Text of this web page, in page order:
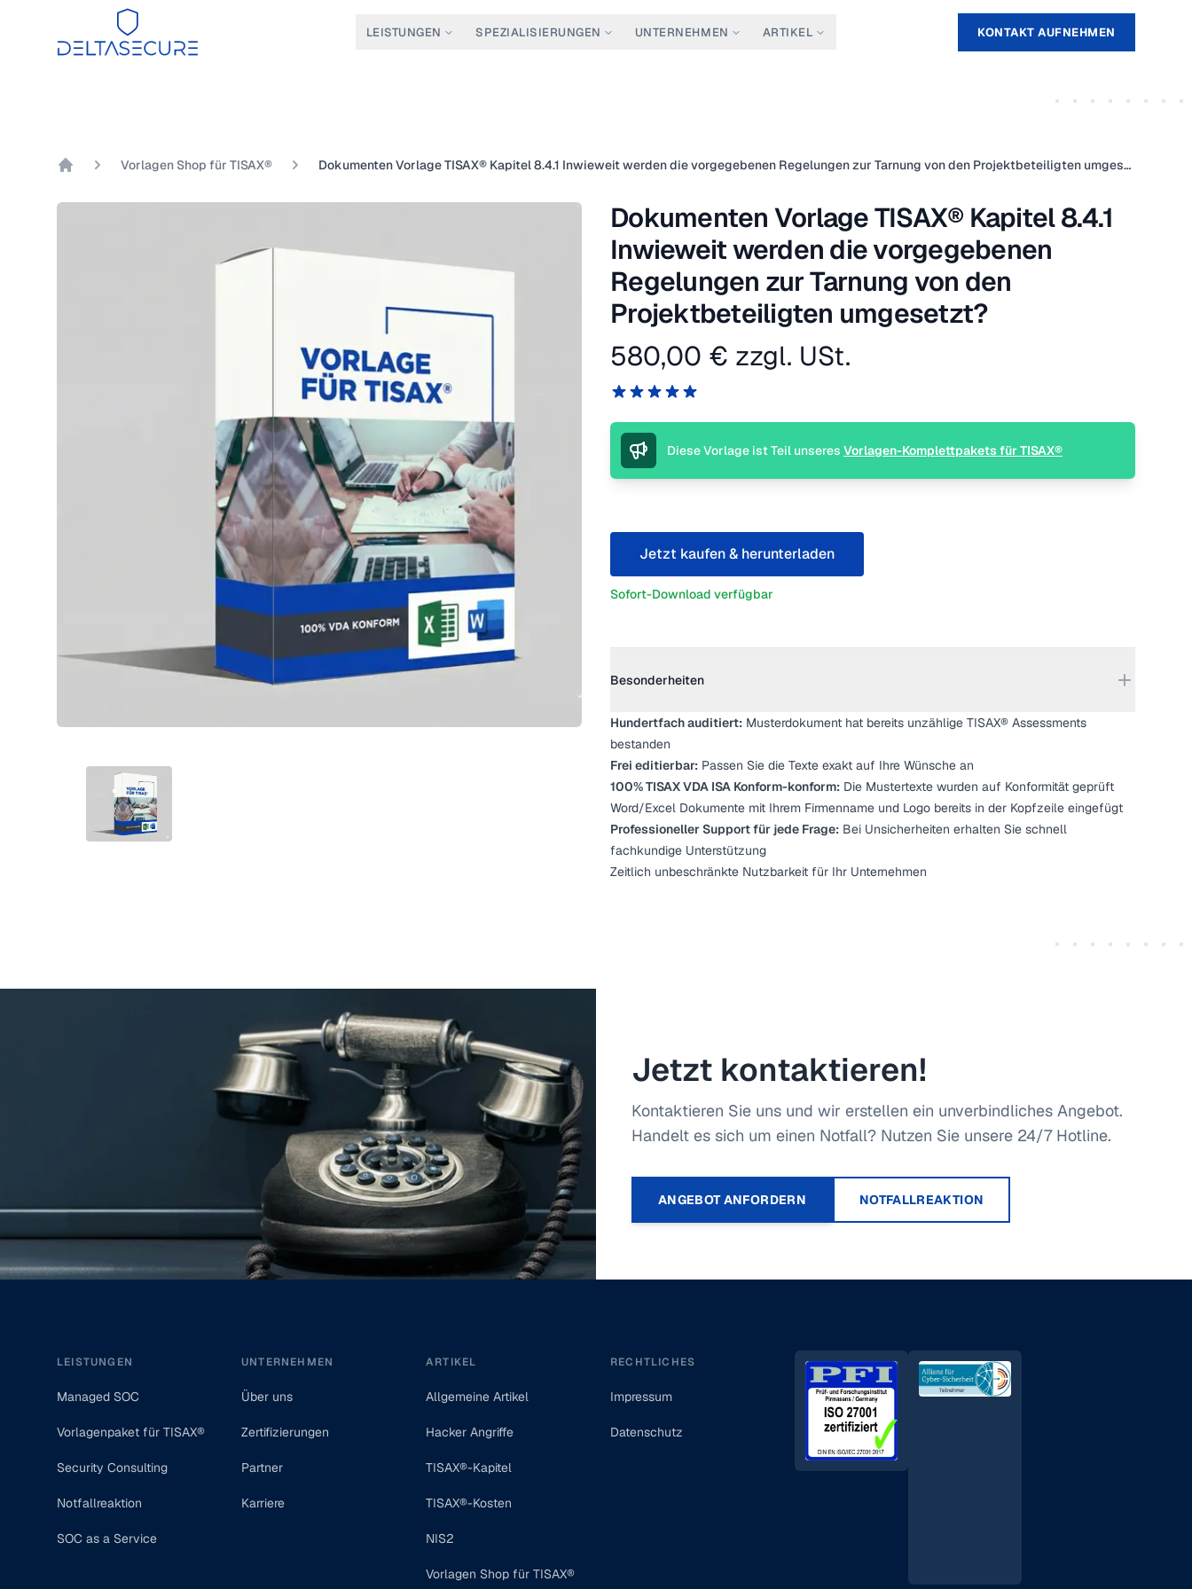
DeltaSecure
LEISTUNGEN SPEZIALISIERUNGEN UNTERNEHMEN ARTIKEL KONTAKT AUFNEHMEN
Vorlagen Shop für TISAX® Dokumenten Vorlage TISAX® Kapitel 8.4.1 Inwieweit werden die vorgegebenen Regelungen zur Tarnung von den Projektbeteiligten umgesetzt?
PRODUKTBILD
Dokumenten Vorlage TISAX® Kapitel 8.4.1
Inwieweit werden die vorgegebenen
Regelungen zur Tarnung von den
Projektbeteiligten umgesetzt?
Produktinformation
580,00 € zzgl. USt.
Reviews
5 von 5 Sternen
Beschreibung
Diese Vorlage ist Teil unseres Vorlagen-Komplettpakets für TISAX®
Jetzt kaufen & herunterladen
Sofort-Download verfügbar
Besonderheiten
Hundertfach auditiert: Musterdokument hat bereits unzählige TISAX® Assessments
bestanden
Frei editierbar: Passen Sie die Texte exakt auf Ihre Wünsche an
100% TISAX VDA ISA Konform-konform: Die Mustertexte wurden auf Konformität geprüft
Word/Excel Dokumente mit Ihrem Firmenname und Logo bereits in der Kopfzeile eingefügt
Professioneller Support für jede Frage: Bei Unsicherheiten erhalten Sie schnell
fachkundige Unterstützung
Zeitlich unbeschränkte Nutzbarkeit für Ihr Unternehmen
Jetzt kontaktieren!
Kontaktieren Sie uns und wir erstellen ein unverbindliches Angebot.
Handelt es sich um einen Notfall? Nutzen Sie unsere 24/7 Hotline.
ANGEBOT ANFORDERN NOTFALLREAKTION
LEISTUNGEN
Managed SOC
Vorlagenpaket für TISAX®
Security Consulting
Notfallreaktion
SOC as a Service
UNTERNEHMEN
Über uns
Zertifizierungen
Partner
Karriere
ARTIKEL
Allgemeine Artikel
Hacker Angriffe
TISAX®-Kapitel
TISAX®-Kosten
NIS2
Vorlagen Shop für TISAX®
RECHTLICHES
Impressum
Datenschutz